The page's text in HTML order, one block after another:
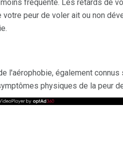
fréquente. Les retards de
votre peur de voler ait ou non
l'aérophobie, également
physiques de la peur